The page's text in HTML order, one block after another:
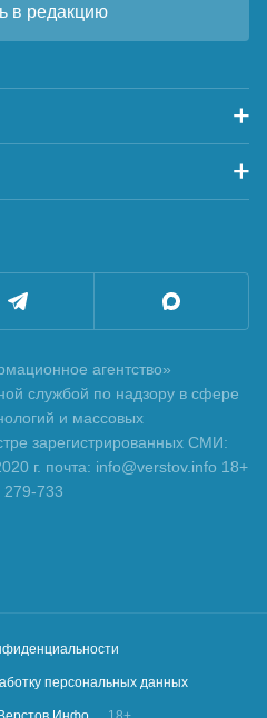
в редакцию
агентство»
службой по надзору в сфере
и массовых
зарегистрированных СМИ:
г. почта: info@verstov.info 18+
733
персональных данных